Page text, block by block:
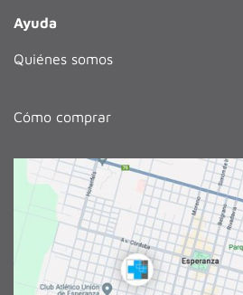
Ayuda
Quiénes somos
Cómo comprar